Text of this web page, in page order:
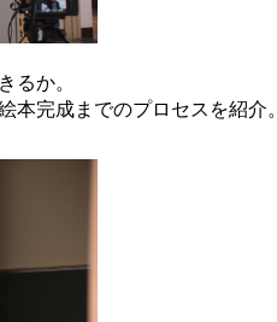
るか。
完成までのプロセスを紹介。